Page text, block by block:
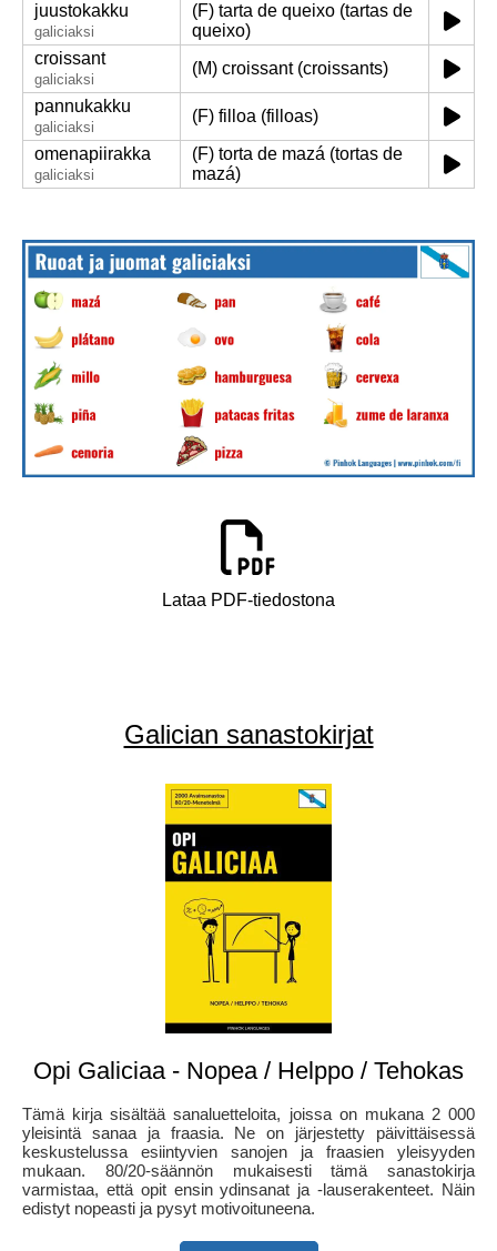
juustokakku
galiciaksi
(F) tarta de queixo (tartas de
queixo)
croissant
galiciaksi
(M) croissant (croissants)
pannukakku
galiciaksi
(F) filloa (filloas)
omenapiirakka
galiciaksi
(F) torta de mazá (tortas de
mazá)
Lataa PDF-tiedostona
Galician sanastokirjat
Opi Galiciaa - Nopea / Helppo / Tehokas
Tämä kirja sisältää sanaluetteloita, joissa on mukana 2 000
yleisintä sanaa ja fraasia. Ne on järjestetty päivittäisessä
keskustelussa esiintyvien sanojen ja fraasien yleisyyden
mukaan. 80/20-säännön mukaisesti tämä sanastokirja
varmistaa, että opit ensin ydinsanat ja -lauserakenteet. Näin
edistyt nopeasti ja pysyt motivoituneena.